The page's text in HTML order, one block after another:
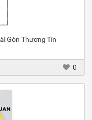
Gòn Thương Tín
0